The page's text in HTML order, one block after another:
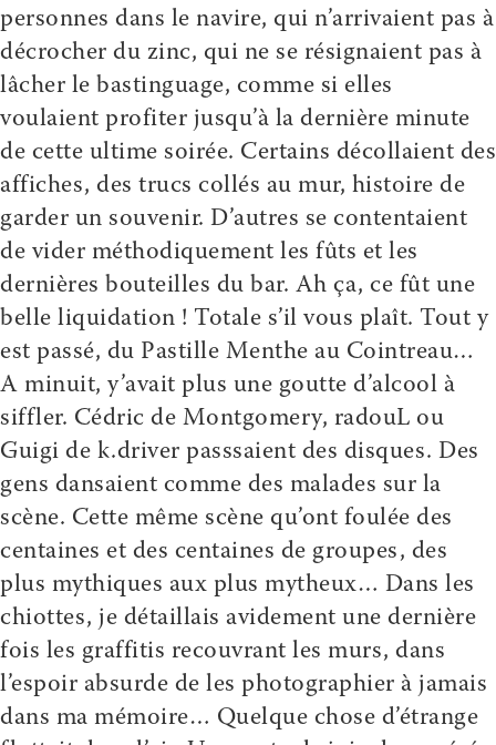
personnes dans le navire, qui n’arrivaient pas à
décrocher du zinc, qui ne se résignaient pas à
lâcher le bastinguage, comme si elles
voulaient profiter jusqu’à la dernière minute
de cette ultime soirée. Certains décollaient des
affiches, des trucs collés au mur, histoire de
garder un souvenir. D’autres se contentaient
de vider méthodiquement les fûts et les
dernières bouteilles du bar. Ah ça, ce fût une
belle liquidation ! Totale s’il vous plaît. Tout y
est passé, du Pastille Menthe au Cointreau…
A minuit, y’avait plus une goutte d’alcool à
siffler. Cédric de Montgomery, radouL ou
Guigi de k.driver passsaient des disques. Des
gens dansaient comme des malades sur la
scène. Cette même scène qu’ont foulée des
centaines et des centaines de groupes, des
plus mythiques aux plus mytheux… Dans les
chiottes, je détaillais avidement une dernière
fois les graffitis recouvrant les murs, dans
l’espoir absurde de les photographier à jamais
dans ma mémoire… Quelque chose d’étrange